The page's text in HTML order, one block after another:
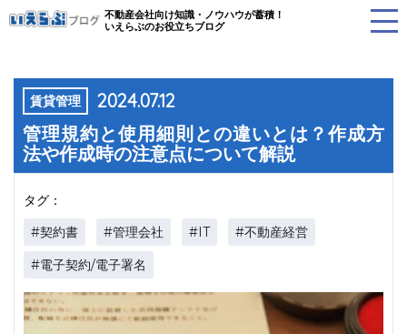
不動産会社向け知識・ノウハウが蓄積！
いえらぶのお役立ちブログ
賃貸管理 2024.07.12
管理規約と使用細則との違いとは？作成方
法や作成時の注意点について解説
タグ：
#契約書 #管理会社 #IT
#不動産経営
#電子契約/電子署名